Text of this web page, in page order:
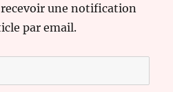
une notification
par email.